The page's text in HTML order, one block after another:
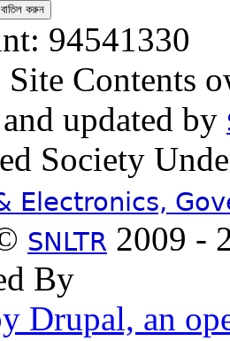
94541330
Contents
updated by
Society
Electronics,
SNLTR 2009 -
By